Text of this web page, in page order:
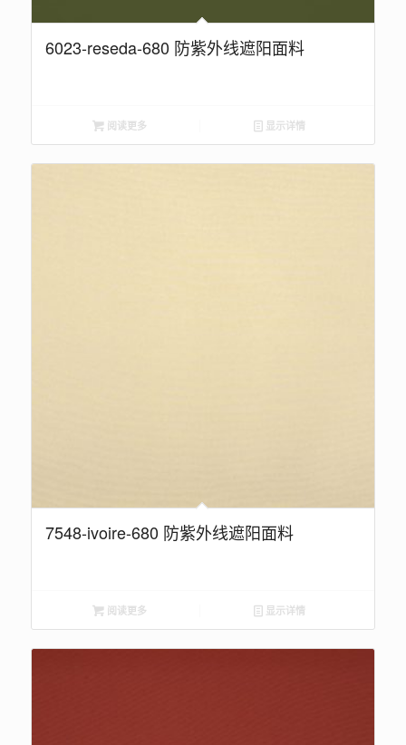
6023-reseda-680 防紫外线遮阳面料
阅读更多 显示详情
7548-ivoire-680 防紫外线遮阳面料
阅读更多 显示详情